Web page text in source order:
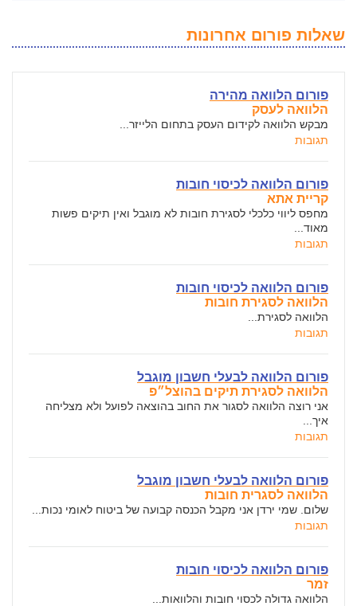
שאלות פורום אחרונות
פורום הלוואה מהירה
הלוואה לעסק
מבקש הלוואה לקידום העסק בתחום הלייזר...
תגובות
פורום הלוואה לכיסוי חובות
קריית אתא
מחפס ליווי כלכלי לסגירת חובות לא מוגבל ואין תיקים פשות
מאוד...
תגובות
פורום הלוואה לכיסוי חובות
הלוואה לסגירת חובות
הלוואה לסגירת...
תגובות
פורום הלוואה לבעלי חשבון מוגבל
הלוואה לסגירת תיקים בהוצל״פ
אני רוצה הלוואה לסגור את החוב בהוצאה לפועל ולא מצליחה
איך...
תגובות
פורום הלוואה לבעלי חשבון מוגבל
הלוואה לסגרית חובות
שלום. שמי ירדן אני מקבל הכנסה קבועה של ביטוח לאומי נכות...
תגובות
פורום הלוואה לכיסוי חובות
זמר
הלוואה גדולה לכסוי חובות והלוואות...